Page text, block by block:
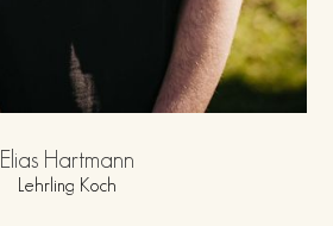
Elias Hartmann
Lehrling Koch